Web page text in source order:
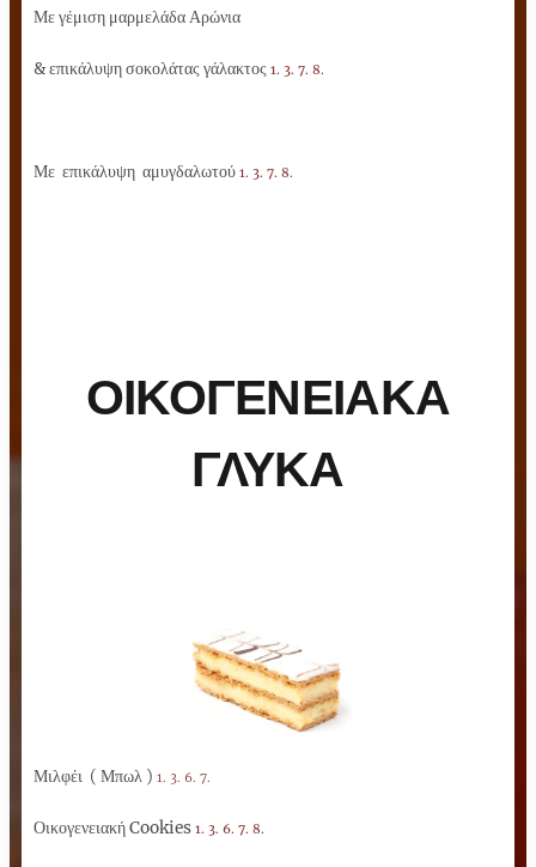
Με γέμιση μαρμελάδα Αρώνια
& επικάλυψη σοκολάτας γάλακτος 1. 3. 7. 8.
Με επικάλυψη αμυγδαλωτού 1. 3. 7. 8.
ΟΙΚΟΓΕΝΕΙΑΚΑ
ΓΛΥΚΑ
Μιλφέι ( Μπωλ ) 1. 3. 6. 7.
ΟικογενειακήCookies 1. 3. 6. 7. 8.